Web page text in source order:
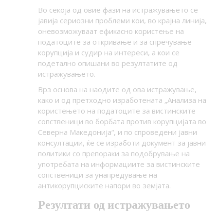
Во секоја од овие фази на истражувањето се
јавија сериозни проблеми кои, во крајна линија,
оневозможуваат ефикасно користење на
податоците за откривање и за спречување
корупција и судир на интереси, а кои се
подетално опишани во резултатите од
истражувањето.
Врз основа на наодите од ова истражување,
како и од претходно изработената „Анализа на
користењето на податоците за вистинските
сопственици во борбата против корупцијата во
Северна Македонија“, и по спроведени јавни
консултации, ќе се изработи документ за јавни
политики со препораки за подобрување на
употребата на информациите за вистинските
сопственици за унапредување на
антикорупциските напори во земјата.
Резултати од истражувањето